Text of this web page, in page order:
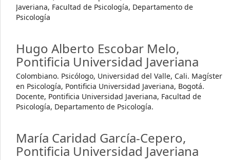
Javeriana, Facultad de Psicología, Departamento de
Psicología
Hugo Alberto Escobar Melo,
Pontificia Universidad Javeriana
Colombiano. Psicólogo, Universidad del Valle, Cali. Magíster
en Psicología, Pontificia Universidad Javeriana, Bogotá.
Docente, Pontificia Universidad Javeriana, Facultad de
Psicología, Departamento de Psicología.
María Caridad García-Cepero,
Pontificia Universidad Javeriana